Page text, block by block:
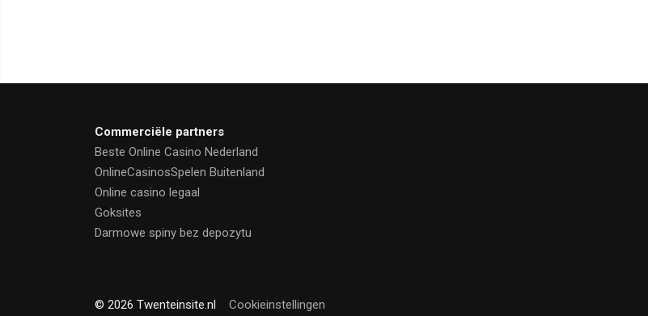
Commerciële partners
Beste Online Casino Nederland
OnlineCasinosSpelen Buitenland
Online casino legaal
Goksites
Darmowe spiny bez depozytu
© 2026 Twenteinsite.nl Cookieinstellingen